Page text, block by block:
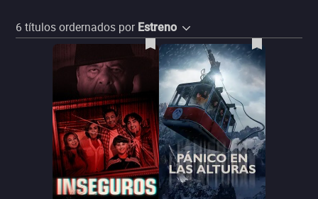
6 títulos ordernados por Estreno